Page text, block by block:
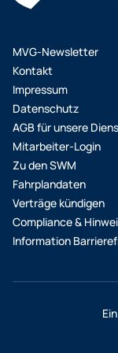
Möglichkeit
Rolltreppen auf
MVG-Newsletter
Kontakt
Impressum
Datenschutz
AGB für unsere
Mitarbeiter-Login
Zu den SWM
Fahrplandaten
Verträge kündigen
Compliance &
Information